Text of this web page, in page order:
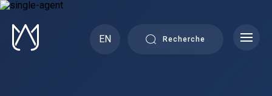
Skip
content
EN
Recherche